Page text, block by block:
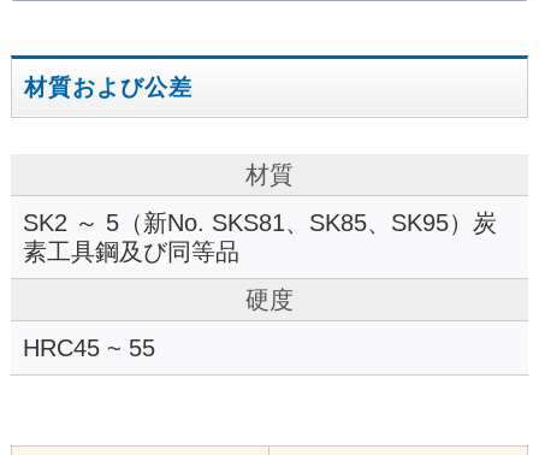
材質および公差
材質
SK2 ～ 5（新No. SKS81、SK85、SK95）炭
素工具鋼及び同等品
硬度
HRC45 ~ 55